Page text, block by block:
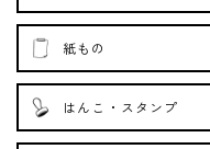
紙もの
はんこ・スタンプ